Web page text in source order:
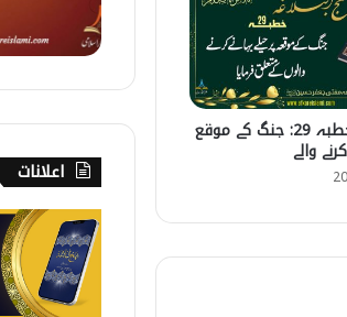
نہج البلاغہ خطبہ 29: جنگ کے موقع
والے
س
ف
ر
اعلانات